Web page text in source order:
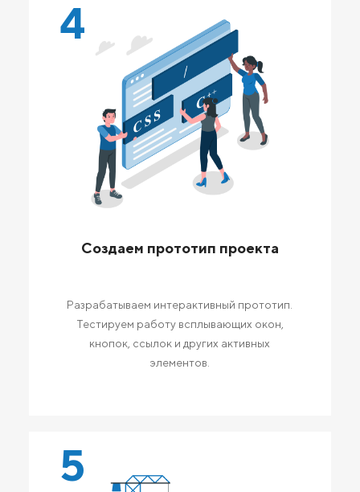
4
Создаем прототип проекта
Разрабатываем интерактивный прототип.
Тестируем работу всплывающих окон,
кнопок, ссылок и других активных
элементов.
5